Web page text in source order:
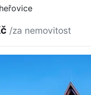
/za nemovitost